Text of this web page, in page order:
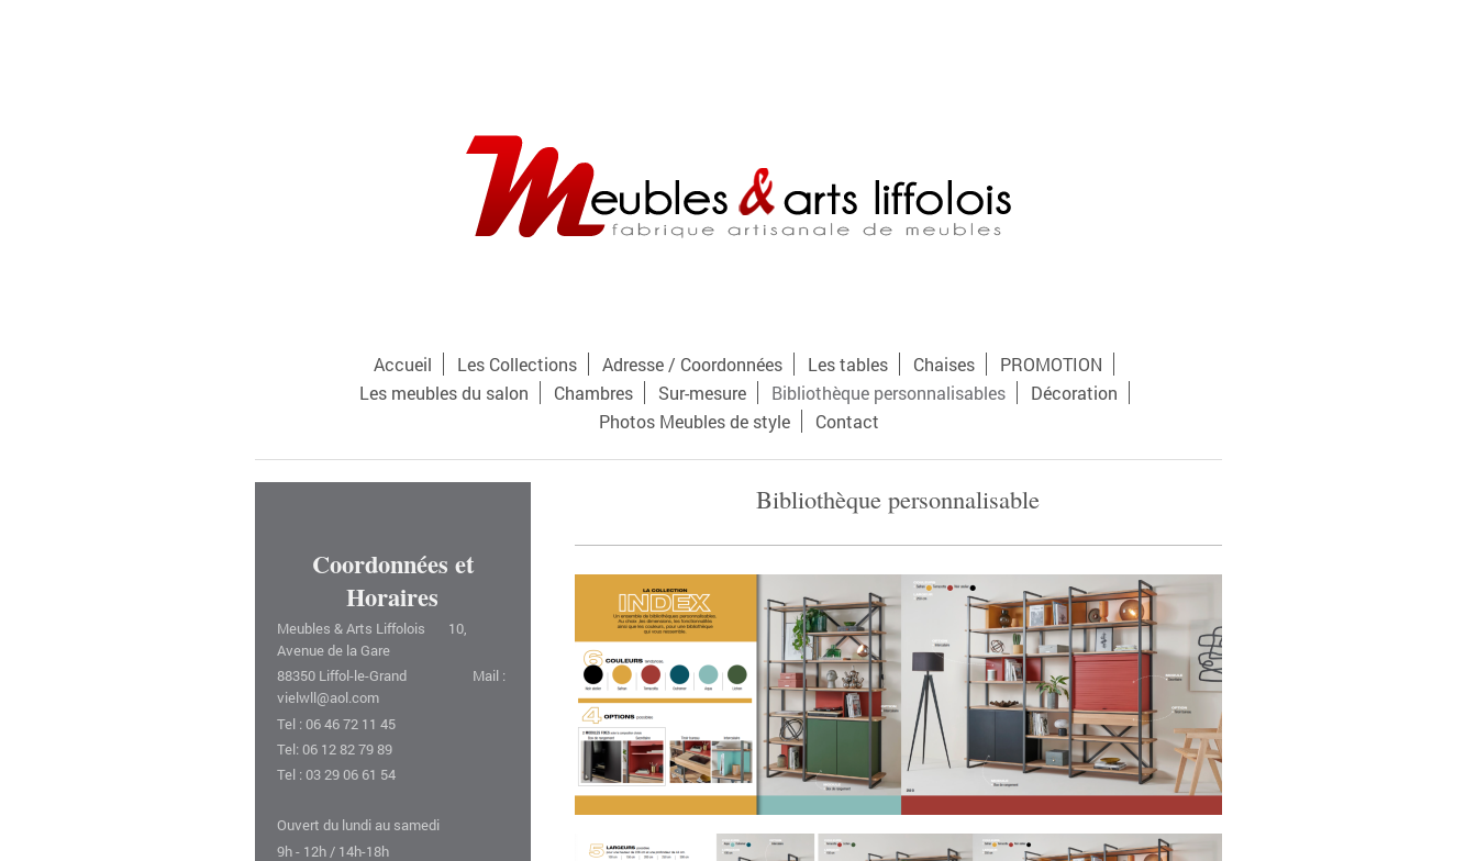
Accueil Les Collections Adresse / Coordonnées Les tables Chaises
PROMOTION
Les meubles du salon
Chambres Sur-mesure Bibliothèque personnalisables
Décoration
Photos Meubles de style
Contact
Bibliothèque personnalisable
Coordonnées et
Horaires
Meubles & Arts Liffolois 10,
Avenue de la Gare
88350 Liffol-le-Grand Mail :
vielwll@aol.com
Tel : 06 46 72 11 45
Tel: 06 12 82 79 89
Tel : 03 29 06 61 54
Ouvert du lundi au samedi
9h - 12h / 14h-18h